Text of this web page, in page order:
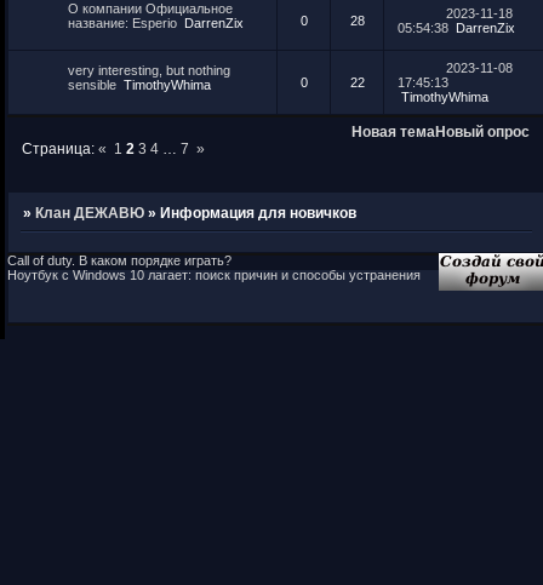
О компании Официальное
название: Esperio DarrenZix 0 28
2023-11-18
05:54:38 DarrenZix
very interesting, but nothing
sensible TimothyWhima 0 22
2023-11-08
17:45:13
TimothyWhima
Новая темаНовый опрос
Страница:« 1 2 3 4 … 7 »
»Клан ДЕЖАВЮ »Информация для новичков
Call of duty. В каком порядке играть?
Ноутбук с Windows 10 лагает: поиск причин и способы устранения